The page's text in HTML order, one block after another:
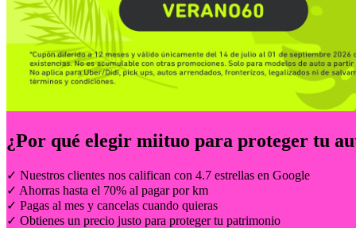
¿Por qué elegir miituo para proteger tu
✓ Nuestros clientes nos califican con 4.7 estrellas en Google
✓ Ahorras hasta el 70% al pagar por km
✓ Pagas al mes y cancelas cuando quieras
✓ Obtienes un precio justo para proteger tu patrimonio